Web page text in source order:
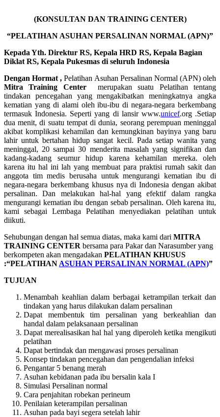
(KONSULTAN DAN TRAINING CENTER)
“PELATIHAN ASUHAN PERSALINAN NORMAL (APN)”
Kepada Yth. Direktur RS, Kepala HRD RS, Kepala Bagian
Diklat RS, Kepala Pukesmas di seluruh Indonesia
Dengan Hormat , Pelatihan Asuhan Persalinan Normal (APN) oleh
Mitra Training Centermerupakan suatu Pelatihan tentang
tindakan pencegahan yang mengakibatkan meningkatnya angka
kematian yang di alami oleh ibu-ibu di negara-negara berkembang
termasuk Indonesia. Seperti yang di lansir www.unicef.org .Setiap
dua menit, di suatu tempat di dunia, seorang perempuan meninggal
akibat komplikasi kehamilan dan kemungkinan bayinya yang baru
lahir untuk bertahan hidup sangat kecil. Pada setiap wanita yang
meninggal, 20 sampai 30 menderita masalah yang signifikan dan
kadang-kadang seumur hidup karena kehamilan mereka. oleh
karena itu hal ini lah yang membuat para praktisi rumah sakit dan
anggota tim medis berusaha untuk mengurangi kematian ibu di
negara-negara berkembang khusus nya di Indonesia dengan akibat
persalinan. Dan melakukan hal-hal yang efektif dalam rangka
mengurangi kematian ibu dengan sebab persalinan. Oleh karena itu,
kami sebagai Lembaga Pelatihan menyediakan pelatihan untuk
diikuti.
Sehubungan dengan hal semua diatas, maka kami dari MITRA
TRAINING CENTER bersama para Pakar dan Narasumber yang
berkompeten akan mengadakan PELATIHAN KHUSUS
:“PELATIHAN ASUHAN PERSALINAN NORMAL (APN)”
TUJUAN
Menambah keahlian dalam berbagai ketrampilan terkait dan
tindakan yang harus dilakukan dalam persalinan
Dapat membentuk tim persalinan yang berkeahlian dan
handal dalam pelaksanaan persalinan
Dapat merealisasikan hal hal yang diperoleh ketika mengikuti
pelatihan
Dapat bertindak dan mengawasi proses persalinan
Konsep tindakan pencegahan dan pengendalian infeksi
Pengantar 5 benang merah
Asuhan kebidanan pada ibu bersalin kala I
Simulasi Persalinan normal
Cara penjahitan robekan perineum
Penilaian keterampilan persalinan
Asuhan pada bayi segera setelah lahir